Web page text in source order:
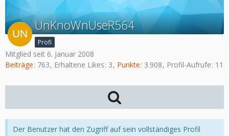
UnKnoWnUseR564
Profi
Mitglied seit 6. Januar 2008
Beiträge 763 Erhaltene Likes 3 Punkte 3.908 Profil-Aufrufe 11
Der Benutzer hat den Zugriff auf sein vollständiges Profil